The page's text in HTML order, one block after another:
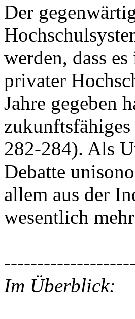
Der
werden, dass
privater
Jahre gegeben
282-284). Als
Debatte
allem aus der
wesentlich
Im Überblick: